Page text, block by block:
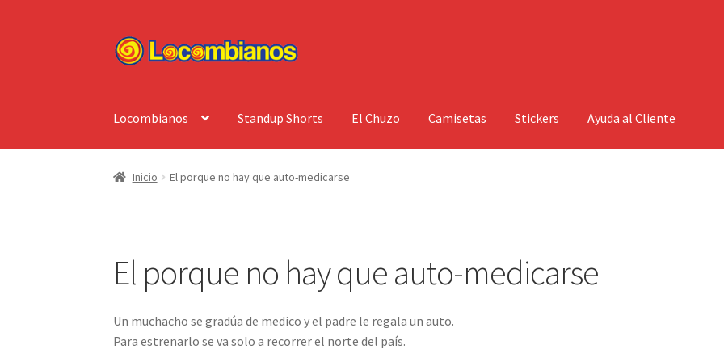
Ir
a
Ir
al
Locombianos Standup Shorts El Chuzo Camisetas Stickers Ayuda al Cliente
Inicio El porque no hay que auto-medicarse
El porque no hay que auto-medicarse
Un muchacho se gradúa de medico y el padre le regala un auto.
Para estrenarlo se va solo a recorrer el norte del país.